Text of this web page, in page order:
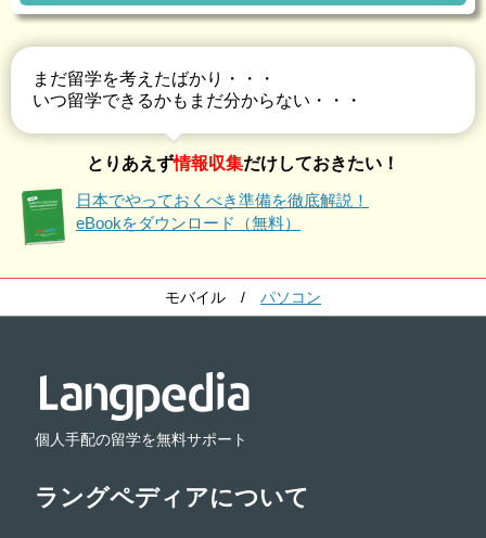
まだ留学を考えたばかり・・・
いつ留学できるかもまだ分からない・・・
とりあえず情報収集だけしておきたい！
日本でやっておくべき準備を徹底解説！
eBookをダウンロード（無料）
モバイル / パソコン
個人手配の留学を無料サポート
ラングペディアについて